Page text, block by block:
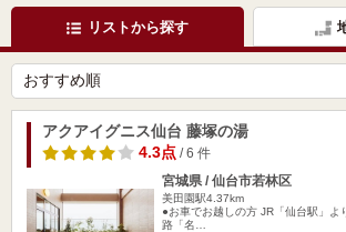
リストから探す
アクアイグニス仙台 藤塚の湯
4.3点/ 6 件
宮城県 / 仙台市若林区
美田園駅4.37km
●お車でお越しの方 JR「仙台駅」よ
路「名…